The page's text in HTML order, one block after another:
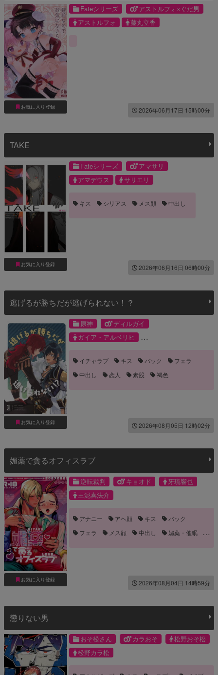
お気に入り登録
Fateシリーズ
アストルフォ×ぐだ男
アストルフォ
藤丸立香
2026年06月17日 15時00分
TAKE
お気に入り登録
Fateシリーズ
アマサリ
アマデウス
サリエリ
キス シリアス メス顔 中出し
2026年06月16日 06時00分
逃げるが勝ちだが逃げられない！？
お気に入り登録
原神
ディルガイ
ガイア・アルベリヒ
イチャラブ キス バック
フェラ
中出し
恋人 素股 褐色
2026年08月05日 12時02分
媚薬で貪るオフィスラブ
お気に入り登録
逆転裁判 キョオド
牙琉響也
王泥喜法介
アナニー アヘ顔 キス
バック
フェラ
メス顔 中出し
媚薬・催眠
2026年08月04日 14時59分
懲りない男
おそ松さん カラおそ
松野おそ松
松野カラ松